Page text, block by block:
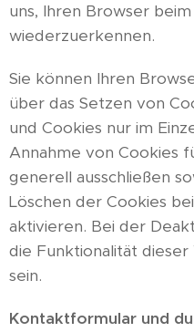
uns, Ihren Browser
wiederzuerkennen.
Sie können Ihren
über das Setzen von
und Cookies nur im
Annahme von Cookies
generell ausschließen
Löschen der Cookies
aktivieren. Bei der
die Funktionalität
sein.
Kontaktformular und